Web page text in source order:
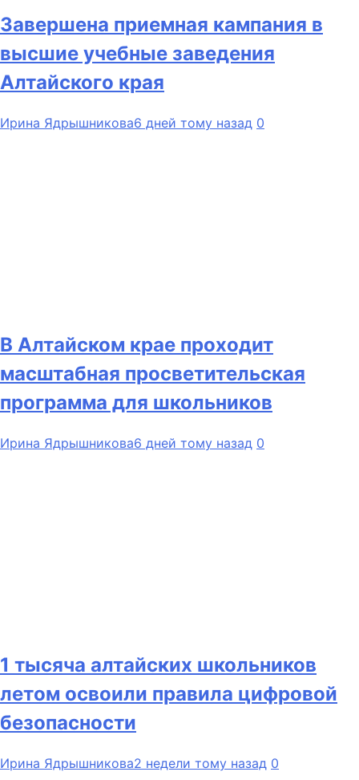
Завершена приемная кампания в
высшие учебные заведения
Алтайского края
Ирина Ядрышникова6 дней тому назад 0
В Алтайском крае проходит
масштабная просветительская
программа для школьников
Ирина Ядрышникова6 дней тому назад 0
1 тысяча алтайских школьников
летом освоили правила цифровой
безопасности
Ирина Ядрышникова2 недели тому назад 0